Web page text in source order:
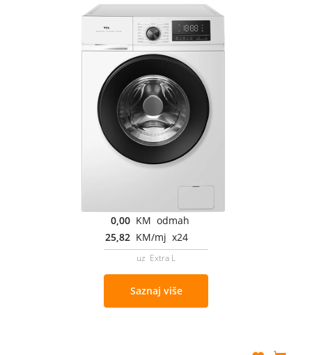
0,00 KM odmah
25,82 KM/mj x24
uz Extra L
Saznaj više